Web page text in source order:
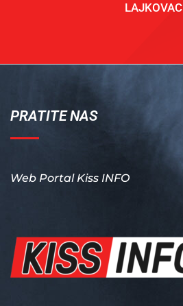
LAJKOVAC
PRATITE NAS
Web Portal Kiss INFO